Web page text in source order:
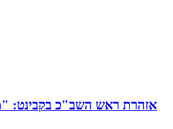
אזהרת ראש השב"כ בקבינט: